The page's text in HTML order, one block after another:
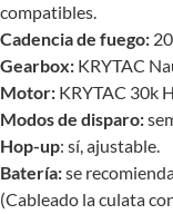
compatibles.
Cadencia de fuego:
Gearbox: KRYTAC
Motor: KRYTAC 30k
Modos de disparo:
Hop-up: sí, ajustable.
Batería:se
(Cableado la culata